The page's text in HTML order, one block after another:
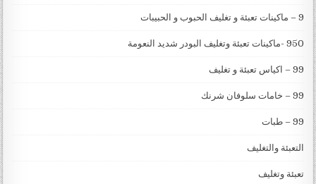
9 – ماكينات تعبئة و تغليف الحبوب و الحبيبات
950 -ماكينات تعبئة وتغليف البودر شديد النعومة
99 – اكياس تعبئة و تغليف
99 – خامات سلوفان شرنك
99 – طبات
التعبئة والتغليف
تعبئة وتغليف